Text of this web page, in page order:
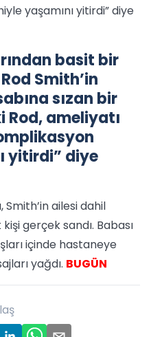
yaşamını yitirdi” diye
basit bir
Smith’in
sızan bir
Rod, ameliyatı
yitirdi” diye
Smith’in ailesi dahil
gerçek sandı. Babası
içinde hastaneye
yağdı. BUGÜN